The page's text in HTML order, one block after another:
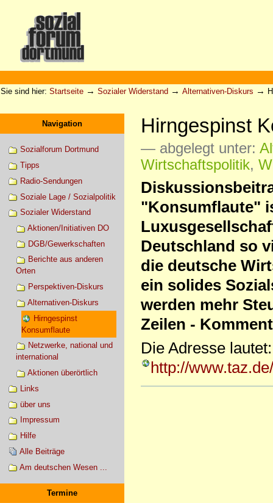
Werkzeuge
Sie sind hier: Startseite → Sozialer Widerstand → Alternativen-Diskurs →
Navigation
Sozialforum Dortmund
Tipps
Radio-Sendungen
Soziale Lage / Sozialpolitik
Sozialer Widerstand
Aktionen/Initiativen DO
DGB/Gewerkschaften
Berichte aus anderen
Orten
Perspektiven-Diskurs
Alternativen-Diskurs
Hirngespinst
Konsumflaute
Netzwerke, national und
international
Aktionen überörtlich
Links
über uns
Impressum
Hilfe
Alle Beiträge
Am deutschen Wesen ...
Termine
Hirngespinst
— abgelegt unter:
Wirtschaftspolitik,
"Konsumflaute"
Deutschland so
die deutsche
ein solides
werden mehr
Zeilen -
Die Adresse lautet:
http://